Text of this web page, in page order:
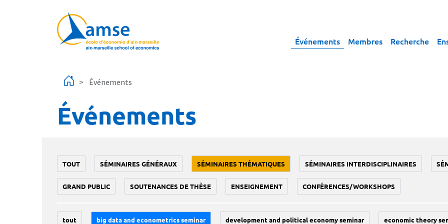
Événements Membres Recherche
Événements
Événements
TOUT SÉMINAIRES GÉNÉRAUX SÉMINAIRES THÉMATIQUES SÉMINAIRES INTERDISCIPLINAIRES
GRAND PUBLIC SOUTENANCES DE THÈSE ENSEIGNEMENT CONFÉRENCES/WORKSHOPS
tout big data and econometrics seminar development and political economy seminar economic theory